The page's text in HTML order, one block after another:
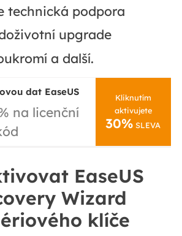
technická podpora
upgrade
a další.
dat EaseUS
na licenční
Kliknutím
aktivujete
30% SLEVA
EaseUS
Wizard
klíče